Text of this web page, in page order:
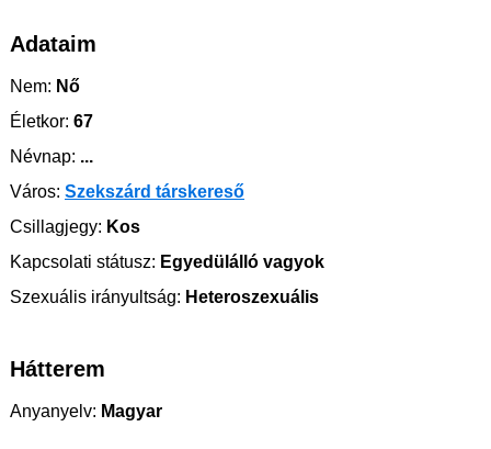
Adataim
Nem: Nő
Életkor: 67
Névnap: ...
Város: Szekszárd társkereső
Csillagjegy: Kos
Kapcsolati státusz: Egyedülálló vagyok
Szexuális irányultság: Heteroszexuális
Hátterem
Anyanyelv: Magyar